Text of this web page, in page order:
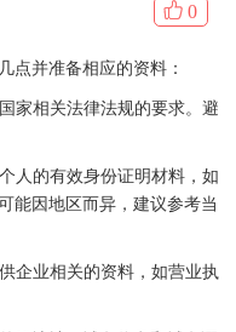
0
点并准备相应的资料：
家相关法律法规的要求。避
人的有效身份证明材料，如
能因地区而异，建议参考当
企业相关的资料，如营业执